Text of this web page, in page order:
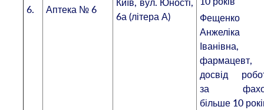
6. Аптека № 6
6а (літера А)
Фещенко
Анжеліка
Іванівна,
фармацевт,
досвід
за
більше 10